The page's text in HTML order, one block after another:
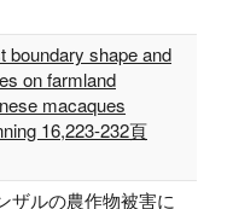
boundary shape and
on farmland
macaques
16,223-232頁
ザルの農作物被害に